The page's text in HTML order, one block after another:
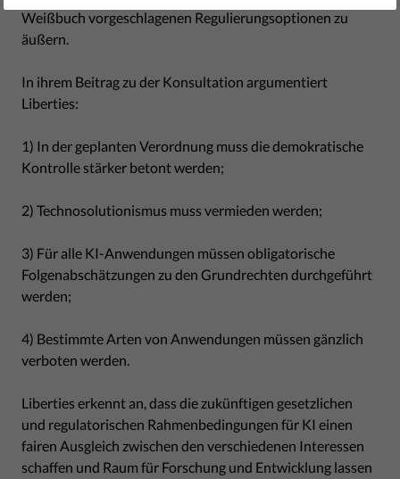
Weißbuch vorgeschlagenen Regulierungsoptionen zu
äußern.
In ihrem Beitrag zu der Konsultation argumentiert
Liberties:
1) In der geplanten Verordnung muss die demokratische
Kontrolle stärker betont werden;
2) Technosolutionismus muss vermieden werden;
3) Für alle KI-Anwendungen müssen obligatorische
Folgenabschätzungen zu den Grundrechten durchgeführt
werden;
4) Bestimmte Arten von Anwendungen müssen gänzlich
verboten werden.
Liberties erkennt an, dass die zukünftigen gesetzlichen
und regulatorischen Rahmenbedingungen für KI einen
fairen Ausgleich zwischen den verschiedenen Interessen
schaffen und Raum für Forschung und Entwicklung lassen